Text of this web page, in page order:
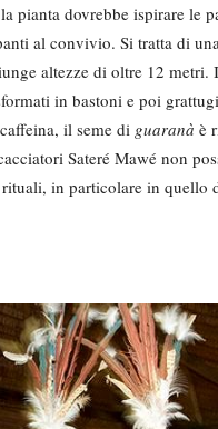
pianta dovrebbe ispirare le
al convivio. Si tratta di
altezze di oltre 12
in bastoni e poi
il seme di guaranà è
Sateré Mawé non
in particolare in quello